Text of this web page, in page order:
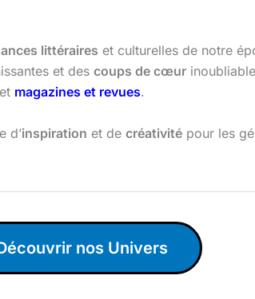
littéraires et culturelles de notre
et des coups de cœur
et magazines et revues.
d’inspiration et de créativité pour les
nos Univers